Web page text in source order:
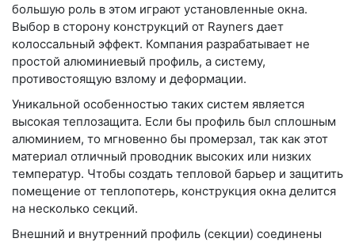
большую роль в этом играют установленные окна.
Выбор в сторону конструкций от Rayners дает
колоссальный эффект. Компания разрабатывает не
простой алюминиевый профиль, а систему,
противостоящую взлому и деформации.
Уникальной особенностью таких систем является
высокая теплозащита. Если бы профиль был сплошным
алюминием, то мгновенно бы промерзал, так как этот
материал отличный проводник высоких или низких
температур. Чтобы создать тепловой барьер и защитить
помещение от теплопотерь, конструкция окна делится
на несколько секций.
Внешний и внутренний профиль (секции) соединены